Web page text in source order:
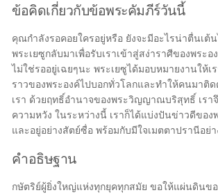
ข้อคิดเกี่ยวกับข้อพระคัมภีร์วันนี้
คุณกำลังรอคอยใครอยู่หรือ ยังจะมีอะไรน่าตื่นเต้
พระเยซูกลับมาเพื่อรับเราเข้าสู่สง่าราศีของพระอ
ไม่ใช่รออยู่เฉยๆนะ พระเยซูได้มอบหมายงานให้เร
ราวของพระองค์ไปบอกทั่วโลกและทำให้คนมาติ
เรา ด้วยฤทธิ์อำนาจของพระวิญญาณบริสุทธิ์ เรา
ความหวัง ในระหว่างนี้ เราก็ได้แบ่งปันข่าวดีของ
และอยู่อย่างสัตย์ซื่อ พร้อมกับมีใจเมตตาปรานีอย่
คำอธิษฐาน
กษัตริย์ผู้ยิ่งใหญ่แห่งทุกยุคทุกสมัย ขอให้แผ่นดินขอ